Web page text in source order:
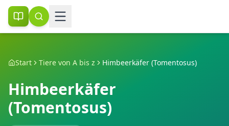
Start Tiere von A bis z Himbeerkäfer (Tomentosus)
Himbeerkäfer
(Tomentosus)